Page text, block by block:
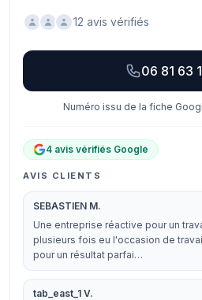
12 avis vérifiés
06 81 63
Numéro issu de la fiche
4 avis vérifiés Google
AVIS CLIENTS
SEBASTIEN M.
Une entreprise réactive pour un
plusieurs fois eu l'occasion de
pour un résultat parfai…
tab_east_1 V.